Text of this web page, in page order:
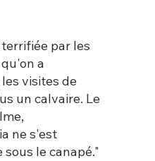
par les
a
visites de
un calvaire. Le
ne s'est
le canapé."